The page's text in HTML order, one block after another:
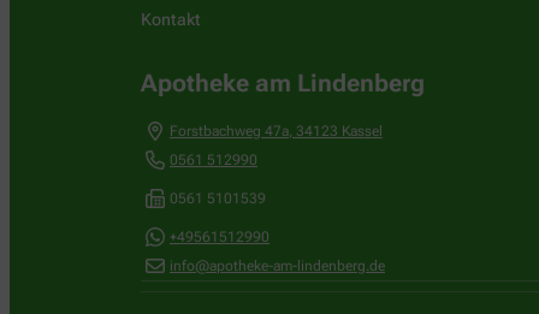
Kontakt
Apotheke am Lindenberg
Forstbachweg 47a 34123 Kassel
0561 512990
0561 5101539
+49561512990
info@apotheke-am-lindenberg.de